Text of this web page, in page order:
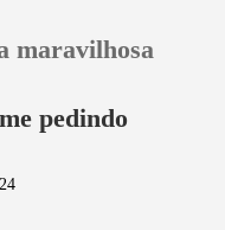
maravilhosa
pedindo